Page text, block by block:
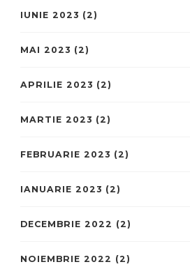
IUNIE 2023 (2)
MAI 2023 (2)
APRILIE 2023 (2)
MARTIE 2023 (2)
FEBRUARIE 2023 (2)
IANUARIE 2023 (2)
DECEMBRIE 2022 (2)
NOIEMBRIE 2022 (2)